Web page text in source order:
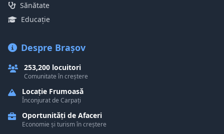
Sănătate
Educație
Despre Brașov
253,200 locuitori
Comunitate în creștere
Locație Frumoasă
Înconjurat de Carpați
Oportunități de Afaceri
Economie și turism în creștere